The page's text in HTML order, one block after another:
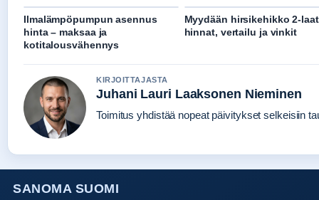
Ilmalämpöpumpun asennus
hinta – maksaa ja
kotitalousvähennys
Myydään hirsikehikko 2-
hinnat, vertailu ja vinkit
KIRJOITTAJASTA
Juhani Lauri Laaksonen Nieminen
Toimitus yhdistää nopeat päivitykset selkeisiin
SANOMA SUOMI